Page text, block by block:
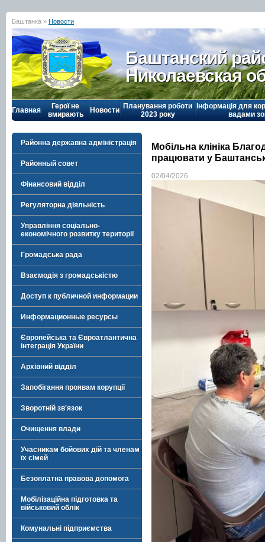
Баштанка » Новости
Баштанский
Николаевская
Главная
Герої не
вмирають
Новости Планування роботи
2023 року
Інформація для
вадами
Районна державна адміністрація
Районный совет
Фінансовий відділ
Регуляторна діяльність
Управління соціально-
економічного розвитку території
Громадська рада
Взаємодія з громадськістю
Доступ к публичной информации
Информационные ресурсы
Європейська та Євроатлантична
інтеграція України
Архівний відділ
Запобігання проявам корупції
Зворотній зв'язок
Очищення влади
Учасникам бойових дій та членам
їх сімей
Безоплатна правова допомога
Мобілізаційна підготовка та
військовий облік
Комунальні підприємства
Мобільна клініка
працювати у
02/04/2026